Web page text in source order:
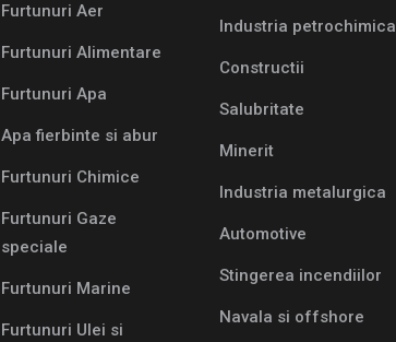
Furtunuri Aer
Furtunuri Alimentare
Furtunuri Apa
Apa fierbinte si abur
Furtunuri Chimice
Furtunuri Gaze
speciale
Furtunuri Marine
Furtunuri Ulei si
Industria petrochimica
Constructii
Salubritate
Minerit
Industria metalurgica
Automotive
Stingerea incendiilor
Navala si offshore